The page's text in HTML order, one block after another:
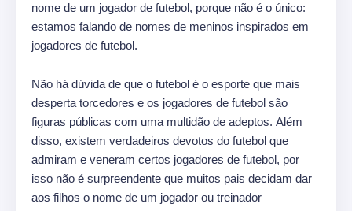
nome de um jogador de futebol, porque não é o único:
estamos falando de nomes de meninos inspirados em
jogadores de futebol.
Não há dúvida de que o futebol é o esporte que mais
desperta torcedores e os jogadores de futebol são
figuras públicas com uma multidão de adeptos. Além
disso, existem verdadeiros devotos do futebol que
admiram e veneram certos jogadores de futebol, por
isso não é surpreendente que muitos pais decidam dar
aos filhos o nome de um jogador ou treinador